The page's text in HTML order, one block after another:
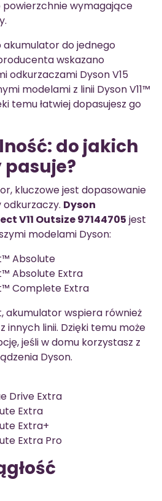
powierzchnie wymagające
akumulator do jednego
wskazano
odkurzaczami Dyson V15
modelami z linii Dyson V11™
temu łatwiej dopasujesz go
do jakich
kluczowe jest dopasowanie
Dyson
V11 Outsize 97144705 jest
modelami Dyson:
Absolute
Absolute Extra
Complete Extra
akumulator wspiera również
innych linii. Dzięki temu może
jeśli w domu korzystasz z
Dyson.
Drive Extra
Extra
Extra+
Extra Pro